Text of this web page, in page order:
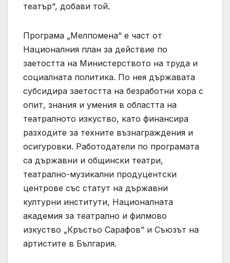
театър“, добави той.
Програма „Мелпомена“ е част от
Националния план за действие по
заетостта на Министерството на труда и
социалната политика. По нея държавата
субсидира заетостта на безработни хора с
опит, знания и умения в областта на
театралното изкуство, като финансира
разходите за техните възнаграждения и
осигуровки. Работодатели по програмата
са държавни и общински театри,
театрално-музикални продуцентски
центрове със статут на държавни
културни институти, Националната
академия за театрално и филмово
изкуство „Кръстьо Сарафов” и Съюзът на
артистите в България.